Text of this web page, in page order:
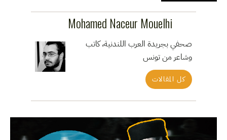
Mohamed Naceur Mouelhi
صحفي بجريدة العرب اللندنية، كاتب
وشاعر من تونس
كل المقالات